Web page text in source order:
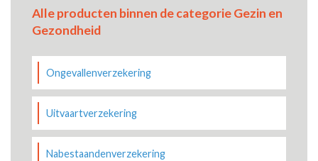
Alle producten binnen de categorie Gezin en
Gezondheid
Ongevallenverzekering
Uitvaartverzekering
Nabestaandenverzekering